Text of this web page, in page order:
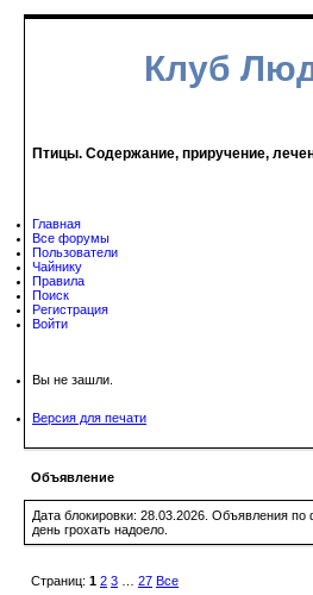
Клуб
Птицы. Содержание, приручение,
Главная
Все форумы
Пользователи
Чайнику
Правила
Поиск
Регистрация
Войти
Вы не зашли.
Версия для печати
Объявление
Дата блокировки: 28.03.2026. Объявления
день грохать надоело.
Страниц: 1 2 3 … 27 Все